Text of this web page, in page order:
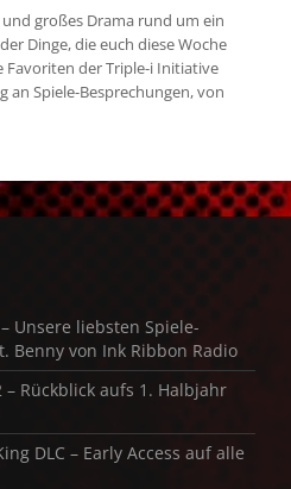
großes Drama rund um ein
Dinge, die euch diese Woche
Favoriten der Triple-i Initiative
an Spiele-Besprechungen, von
Unsere liebsten Spiele-
Benny von Ink Ribbon Radio
– Rückblick aufs 1. Halbjahr
DLC – Early Access auf alle